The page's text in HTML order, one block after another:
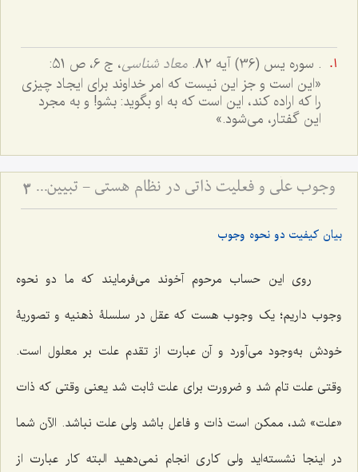
. سوره یس (36) آیه 82. معاد شناسی، ج 6، ص 51:
«این است و جز این نیست که امر خداوند براى ایجاد چیزى
را که اراده کند، این است که به او بگوید: بشو! و به مجرد
این گفتار، می‌شود.»
وجوب علّی و فعلیت ذاتی در نظام هستی - تبیین رابطه ضرورت علت با تحقق معلول در عالم خارج 3
بیان کیفیت دو نحوه وجوب
روی این حساب مرحوم آخوند می‌فرمایند که ما دو نحوه
وجوب داریم؛ یک وجوب هست که عقل در سلسلۀ ذهنیه و تصوریۀ
خودش به‌وجود می‌آورد و آن عبارت از تقدم علت بر معلول است.
وقتی علت تام شد و ضرورت برای علت ثابت شد یعنی وقتی که ذات
«علت» شد، ممکن است ذات و فاعل باشد ولی علت نباشد. الآن شما
در اینجا نشسته‌اید ولی کاری انجام نمی‌دهید البته کار عبارت از